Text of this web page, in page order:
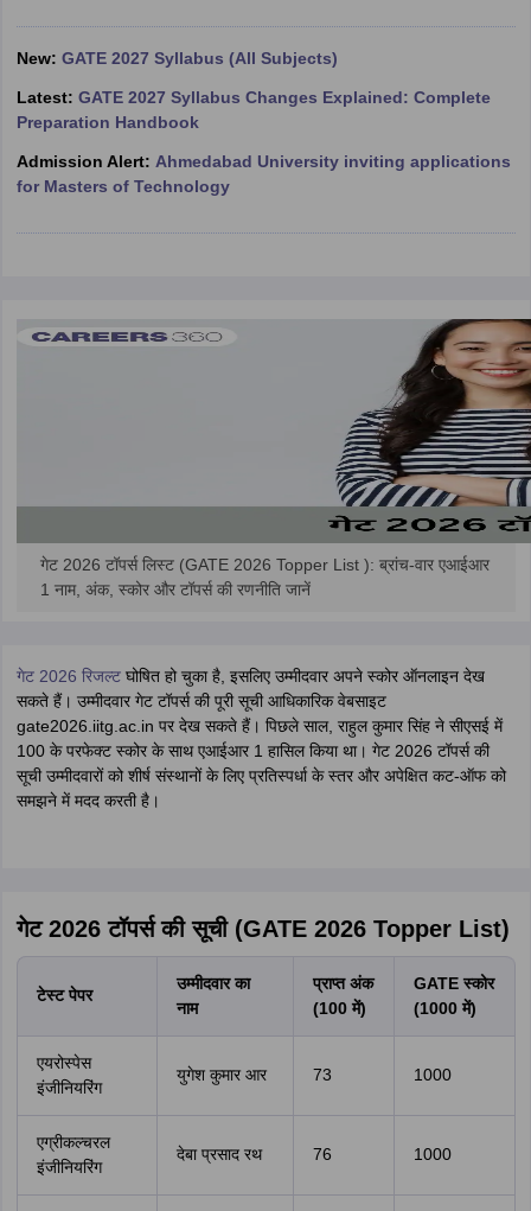
GATE CutoffGATE ResultView All GATE Articles
EAMCET Exam Pattern AP EAMCET Answer Key AP EAMCET Cutoff
EAMCET Exam Pattern TS EAMCET Answer Key TS EAMCET Cutoff
KCET Cutoff KCET ResultView All KCET Articles
Answer Key VITEEE CutoffVITEEE Result
in Andhra PradeshEngineering Colleges in Madhya Pradesh
Top Private Engineering Colleges in India
View All College Predictors
JEE Main 2027 How to Start JEE Preparation
Top Institutes that take JEE Advanced ScoresView All JEE Main E-
Top 200 Questions For BITSAT English Proficiency & Logical
April 11 Memory Based Questions PDFMost Scoring Concepts For
and AutomationHow to Crack GATE?
Nuclear Engineer
New: GATE 2027 Syllabus (All Subjects)
Latest: GATE 2027 Syllabus Changes Explained: Complete
Preparation Handbook
Admission Alert: Ahmedabad University inviting applications
for Masters of Technology
गेट 2026 टॉपर्स लिस्ट (GATE 2026 Topper List ): ब्रांच-वार एआईआर
1 नाम, अंक, स्कोर और टॉपर्स की रणनीति जानें
गेट 2026 रिजल्टघोषित हो चुका है, इसलिए उम्मीदवार अपने स्कोर ऑनलाइन देख
सकते हैं। उम्मीदवार गेट टॉपर्स की पूरी सूची आधिकारिक वेबसाइट
gate2026.iitg.ac.in पर देख सकते हैं। पिछले साल, राहुल कुमार सिंह ने सीएसई में
100 के परफेक्ट स्कोर के साथ एआईआर 1 हासिल किया था। गेट 2026 टॉपर्स की
सूची उम्मीदवारों को शीर्ष संस्थानों के लिए प्रतिस्पर्धा के स्तर और अपेक्षित कट-ऑफ को
समझने में मदद करती है।
गेट 2026 टॉपर्स की सूची (GATE 2026 Topper List)
टेस्ट पेपर
उम्मीदवार का
नाम
प्राप्त अंक
(100 में)
GATE स्कोर
(1000 में)
एयरोस्पेस
इंजीनियरिंग
युगेश कुमार आर 73 1000
एग्रीकल्चरल
इंजीनियरिंग
देबा प्रसाद रथ 76 1000